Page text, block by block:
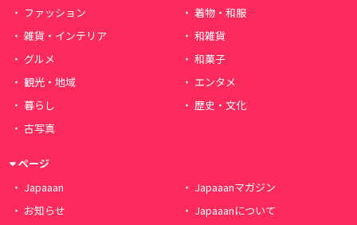
ファッション
着物・和服
雑貨・インテリア
和雑貨
グルメ
和菓子
観光・地域
エンタメ
暮らし
歴史・文化
古写真
ページ
Japaaan
Japaaanマガジン
お知らせ
Japaaanについて